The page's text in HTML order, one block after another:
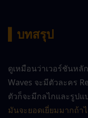
บทสรุป
ดูเหมือนว่าเวอร์ชันหลั
Waves จะมีตัวละคร
ตัวก็จะมีกลไกและรูปแ
มันจะยอดเยี่ยมมากถ้